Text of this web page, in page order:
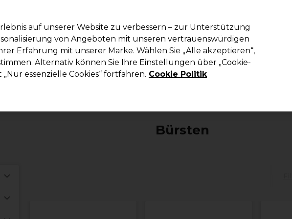
Suchen
Saloneinrichtung Kosmetik Herrenfriseur Inspiration Die Professional
Bürsten
auf unserer Website zu verbessern – zur Unterstützung
von Angeboten mit unseren vertrauenswürdigen
Erfahrung mit unserer Marke. Wählen Sie „Alle akzeptieren“,
Alternativ können Sie Ihre Einstellungen über „Cookie-
essenzielle Cookies“ fortfahren. Cookie Politik